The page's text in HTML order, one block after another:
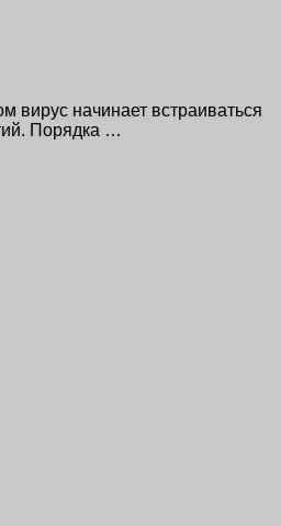
вирус начинает встраиваться
Порядка …